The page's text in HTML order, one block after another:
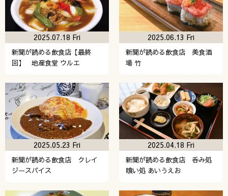
新聞が読める飲食店【最終
回】 地産食堂 ウルエ
2025.07.18 Fri
新聞が読める飲食店 美食酒
場 竹
2025.06.13 Fri
新聞が読める飲食店 クレイ
ジースパイス
2025.05.23 Fri
新聞が読める飲食店 呑み処
喰い処 あいうえお
2025.04.18 Fri